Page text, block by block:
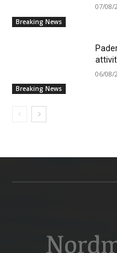
Breaking News
07/08/
Breaking News
06/08/